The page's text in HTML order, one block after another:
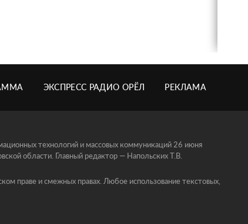
ЭКСПРЕСС РАДИО ОРЁЛ РЕКЛАМА
технологий и массовых коммуникаций 26 июня
области. Главный редактор — Напольских Т.В.
праве и смежных правах. Любое использование текстовых,